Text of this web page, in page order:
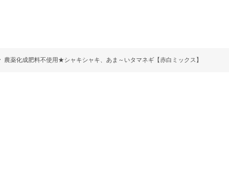
農薬化成肥料不使用★シャキシャキ、あま～いタマネギ【赤白ミックス】